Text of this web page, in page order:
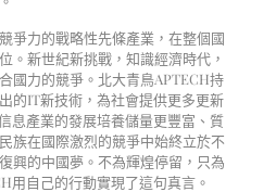
爭力的戰略性先條產業，在整個國
。新世紀新挑戰，知識經濟時代，
國力的競爭。北大青鳥APTECH持
的IT新技術，為社會提供更多更新
息產業的發展培養儲量更豐富、質
族在國際激烈的競爭中始終立於不
興的中國夢。不為輝煌停留，只為
用自己的行動實現了這句真言。